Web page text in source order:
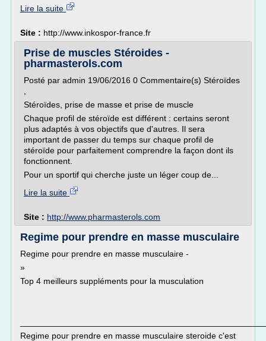
Lire la suite
Site : http://www.inkospor-france.fr
Prise de muscles Stéroides -
pharmasterols.com
Posté par admin 19/06/2016 0 Commentaire(s) Stéroïdes
Stéroïdes, prise de masse et prise de muscle
Chaque profil de stéroïde est différent : certains seront
plus adaptés à vos objectifs que d'autres. Il sera
important de passer du temps sur chaque profil de
stéroïde pour parfaitement comprendre la façon dont ils
fonctionnent.
Pour un sportif qui cherche juste un léger coup de...
Lire la suite
Site : http://www.pharmasterols.com
Regime pour prendre en masse musculaire
Regime pour prendre en masse musculaire -
»
Top 4 meilleurs suppléments pour la musculation
Regime pour prendre en masse musculaire steroide c'est